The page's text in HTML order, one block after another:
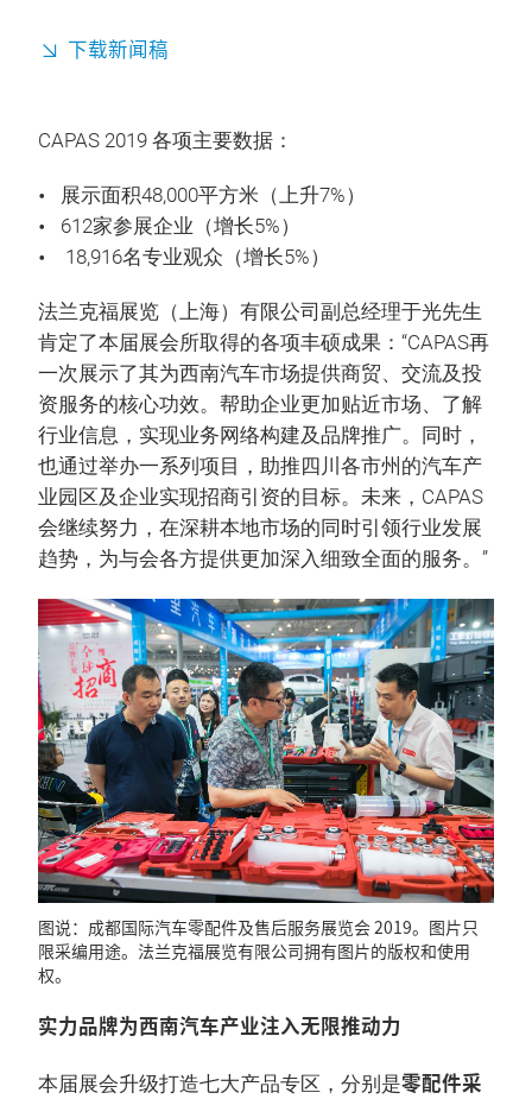
下载新闻稿
CAPAS 2019 各项主要数据：
展示面积48,000平方米（上升7%）
612家参展企业（增长5%）
18,916名专业观众（增长5%）
法兰克福展览（上海）有限公司副总经理于光先生
肯定了本届展会所取得的各项丰硕成果：“CAPAS再
一次展示了其为西南汽车市场提供商贸、交流及投
资服务的核心功效。帮助企业更加贴近市场、了解
行业信息，实现业务网络构建及品牌推广。同时，
也通过举办一系列项目，助推四川各市州的汽车产
业园区及企业实现招商引资的目标。未来，CAPAS
会继续努力，在深耕本地市场的同时引领行业发展
趋势，为与会各方提供更加深入细致全面的服务。”
图说：成都国际汽车零配件及售后服务展览会 2019。图片只
限采编用途。法兰克福展览有限公司拥有图片的版权和使用
权。
实力品牌为西南汽车产业注入无限推动力
本届展会升级打造七大产品专区，分别是零配件采